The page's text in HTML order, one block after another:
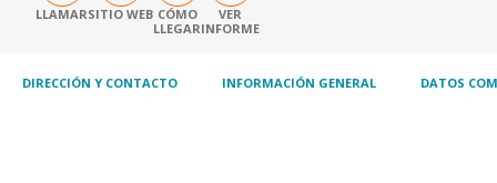
LLAMARSITIO WEB CÓMO
LLEGAR
VER
INFORME
DIRECCIÓN Y CONTACTO INFORMACIÓN GENERAL DATOS